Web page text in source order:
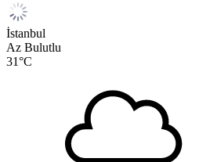
İstanbul
Az Bulutlu
31°C